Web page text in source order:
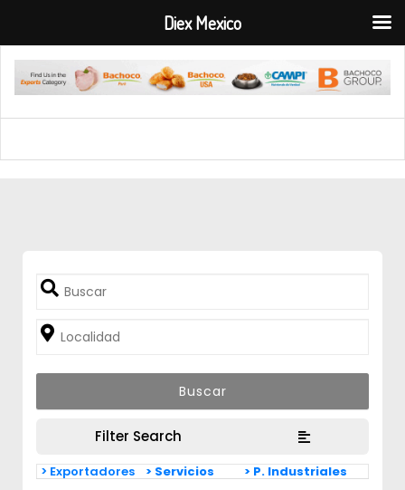
Filter Search
> Exportadores > Servicios > P. Industriales
Diex Mexico